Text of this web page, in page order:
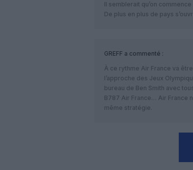
Il semblerait qu’on
De plus en plus de pays
GREFF a commenté :
À ce rythme Air France va
l’approche des Jeux
bureau de Ben Smith avec
B787 Air France… Air France
même stratégie.